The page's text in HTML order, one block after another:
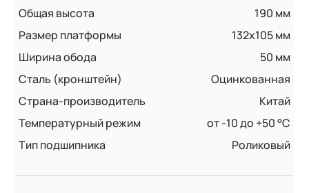
Общая высота
190 мм
Размер платформы
132x105 мм
Ширина обода
50 мм
Сталь (кронштейн)
Оцинкованная
Страна-производитель
Китай
Температурный режим
от -10 до +50 °С
Тип подшипника
Роликовый